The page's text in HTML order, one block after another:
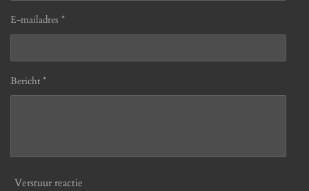
6
9
2
0
7
e
n
e
n
e
n
e
n
E-mailadres *
Bericht *
Verstuur reactie